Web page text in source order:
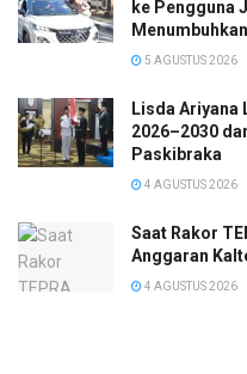
ke Pengguna
5 AGUSTUS 2026
Lisda Ariyana
2026–2030
Paskibraka
4 AGUSTUS 2026
Saat Rakor
Anggaran
4 AGUSTUS 2026